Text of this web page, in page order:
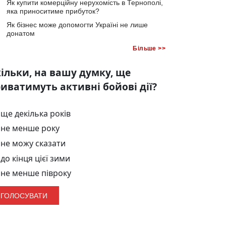
Як купити комерційну нерухомість в Тернополі,
яка приноситиме прибуток?
Як бізнес може допомогти Україні не лише
донатом
Більше >>
на вашу думку, ще
активні бойові дії?
ще декілька років
не менше року
не можу сказати
до кінця цієї зими
не менше півроку